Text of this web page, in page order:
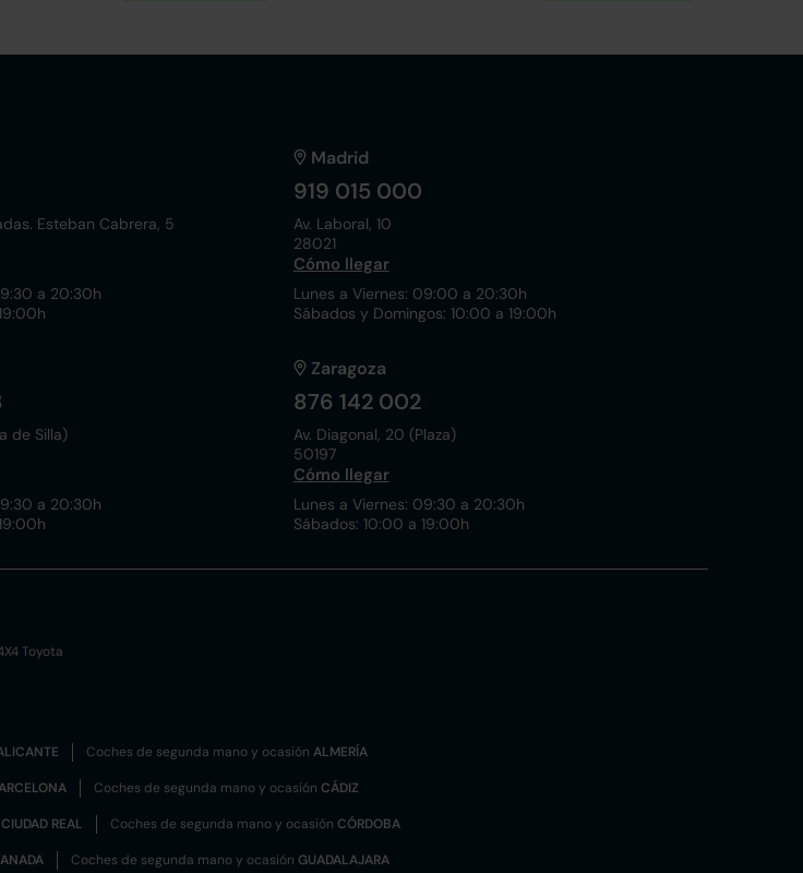
Esteban Cabrera, 5
a 20:30h
Madrid
919 015 000
Av. Laboral, 10
28021
Cómo llegar
Lunes a Viernes: 09:00 a 20:30h
Sábados y Domingos: 10:00 a 19:00h
de Silla)
a 20:30h
Zaragoza
876 142 002
Av. Diagonal, 20 (Plaza)
50197
Cómo llegar
Lunes a Viernes: 09:30 a 20:30h
Sábados: 10:00 a 19:00h
Toyota
Coches de segunda mano y ocasión ALMERÍA
Coches de segunda mano y ocasión CÁDIZ
CIUDAD REAL Coches de segunda mano y ocasión CÓRDOBA
Coches de segunda mano y ocasión GUADALAJARA